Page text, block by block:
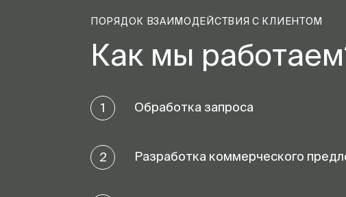
ПОРЯДОК ВЗАИМОДЕЙСТВИЯ С КЛИЕНТОМ
Как мы
1 Обработка запроса
2 Разработка коммерческого